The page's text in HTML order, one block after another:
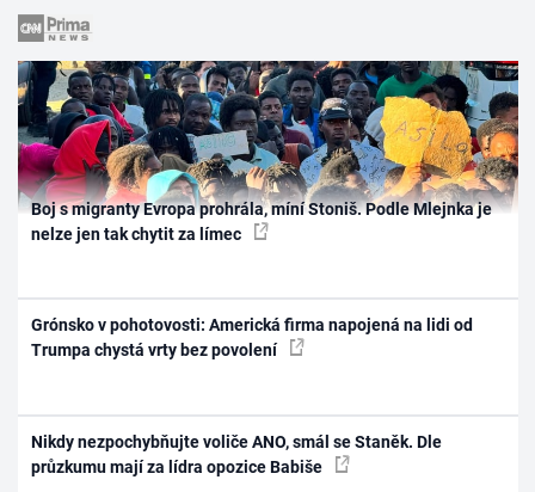
Boj s migranty Evropa prohrála, míní Stoniš. Podle Mlejnka je
nelze jen tak chytit za límec
Grónsko v pohotovosti: Americká firma napojená na lidi od
Trumpa chystá vrty bez povolení
Nikdy nezpochybňujte voliče ANO, smál se Staněk. Dle
průzkumu mají za lídra opozice Babiše